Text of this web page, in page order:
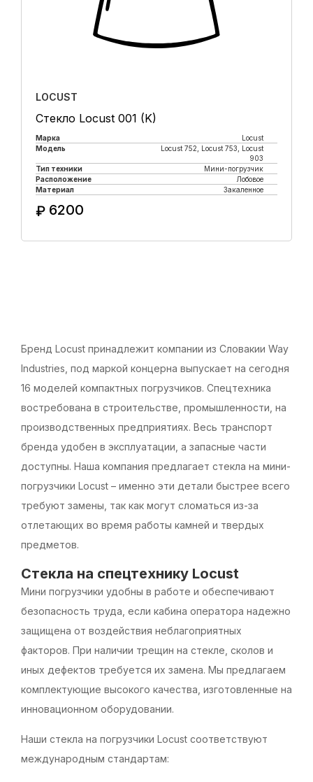
LOCUST
Стекло Locust 001 (K)
Марка
Locust
Модель
Locust 752, Locust 753, Locust
903
Тип техники
Мини-погрузчик
Расположение
Лобовое
Материал
Закаленное
₽ 6200
Бренд Locust принадлежит компании из Словакии Way
Industries, под маркой концерна выпускает на сегодня
16 моделей компактных погрузчиков. Спецтехника
востребована в строительстве, промышленности, на
производственных предприятиях. Весь транспорт
бренда удобен в эксплуатации, а запасные части
доступны. Наша компания предлагает стекла на мини-
погрузчики Locust – именно эти детали быстрее всего
требуют замены, так как могут сломаться из-за
отлетающих во время работы камней и твердых
предметов.
Стекла на спецтехнику Locust
Мини погрузчики удобны в работе и обеспечивают
безопасность труда, если кабина оператора надежно
защищена от воздействия неблагоприятных
факторов. При наличии трещин на стекле, сколов и
иных дефектов требуется их замена. Мы предлагаем
комплектующие высокого качества, изготовленные на
инновационном оборудовании.
Наши стекла на погрузчики Locust соответствуют
международным стандартам: